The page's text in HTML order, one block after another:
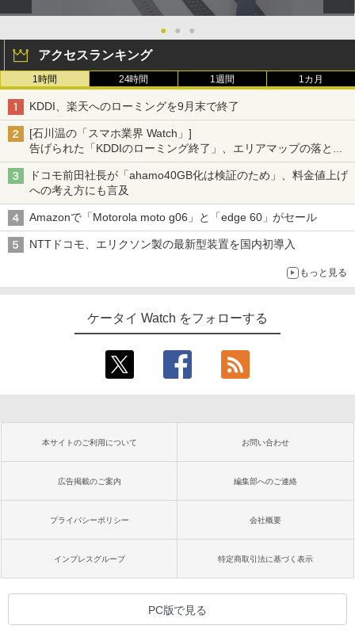
● ● ●
アクセスランキング
1時間 24時間 1週間 1カ月
KDDI、楽天へのローミングを9月末で終了
[石川温の「スマホ業界 Watch」]
告げられた「KDDIのローミング終了」、エリアマップの落とし
穴と楽天モバイルの課題
ドコモ前田社長が「ahamo40GB化は検証のため」、料金値上げ
への考え方にも言及
Amazonで「Motorola moto g06」と「edge 60」がセール
NTTドコモ、エリクソン製の最新型装置を国内初導入
もっと見る
ケータイ Watch をフォローする
本サイトのご利用について お問い合わせ
広告掲載のご案内 編集部へのご連絡
プライバシーポリシー 会社概要
インプレスグループ 特定商取引法に基づく表示
PC版で見る